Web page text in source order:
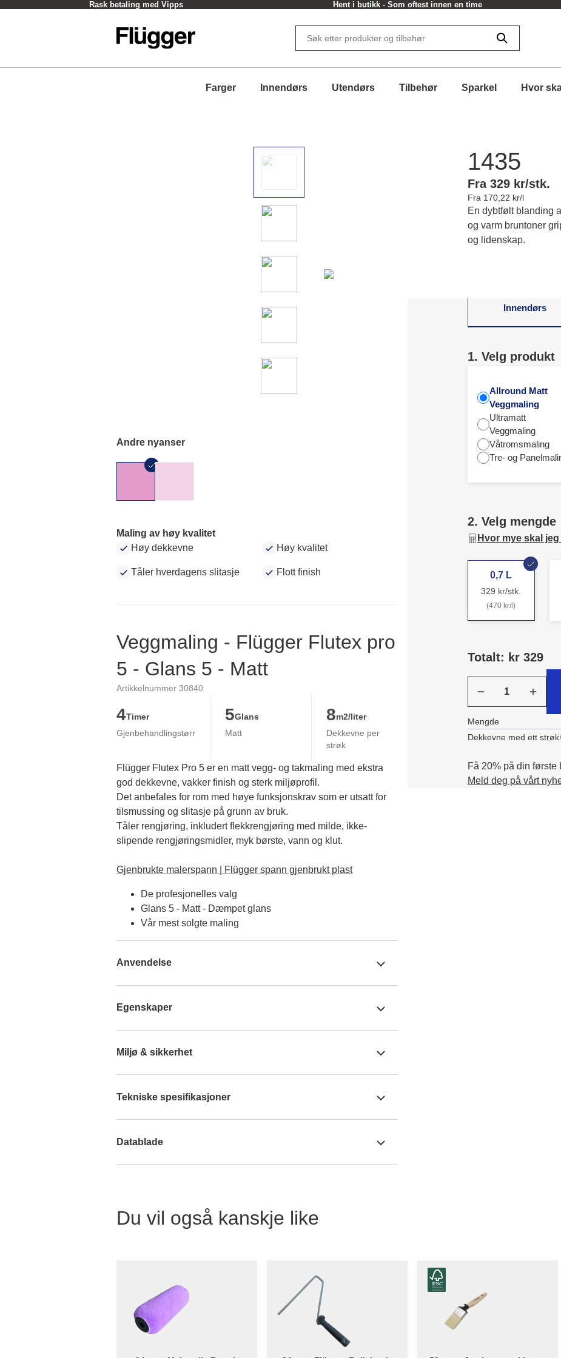
Rask betaling med Vipps Hent i butikk - Som oftest innen en time
Farger Innendørs Utendørs Tilbehør Sparkel Hvor
Andre nyanser
Maling av høy kvalitet
Høy dekkevne
Høy kvalitet
Tåler hverdagens slitasje Flott finish
Veggmaling - Flügger Flutex pro
5 - Glans 5 - Matt
Artikkelnummer 30840
4Timer
Gjenbehandlingstørr
5Glans
Matt
8m2/liter
Dekkevne per
strøk
Flügger Flutex Pro 5 er en matt vegg- og takmaling med ekstra
god dekkevne, vakker finish og sterk miljøprofil.
Det anbefales for rom med høye funksjonskrav som er utsatt for
tilsmussing og slitasje på grunn av bruk.
Tåler rengjøring, inkludert flekkrengjøring med milde, ikke-
slipende rengjøringsmidler, myk børste, vann og klut.
Gjenbrukte malerspann | Flügger spann gjenbrukt plast
De profesjonelles valg
Glans 5 - Matt - Dæmpet glans
Vår mest solgte maling
Anvendelse
Egenskaper
Miljø & sikkerhet
Tekniske spesifikasjoner
Datablade
1435
Fra 329 kr/stk.
Fra 170,22 kr/l
En dybtfølt blanding
og varm bruntoner
og lidenskap.
Innendørs
1. Velg produkt
Allround Matt
Veggmaling
Ultramatt
Veggmaling
Våtromsmaling
Tre- og
2. Velg mengde
Hvor mye skal
0,7 L
329 kr/stk.
(470 kr/l)
Totalt: kr 329
Mengde
Dekkevne med ett strøk
Få 20% på din første
Meld deg på vårt
Du vil også kanskje like